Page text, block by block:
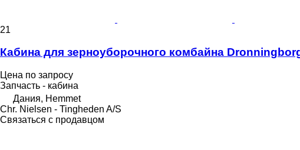
21
Кабина для зерноуборочного комбайна
Цена по запросу
Запчасть - кабина
Дания, Hemmet
Chr. Nielsen - Tingheden A/S
Связаться с продавцом